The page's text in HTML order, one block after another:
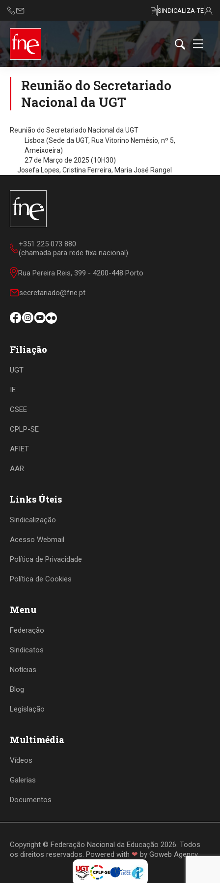
SINDICALIZA-TE
Reunião do Secretariado
Nacional da UGT
Reunião do Secretariado Nacional da UGT
Lisboa (Sede da UGT, Rua Vitorino Nemésio, nº 5,
Ameixoeira)
27 de Março de 2025 (10H30)
Josefa Lopes, Cristina Ferreira, Maria José Rangel
+351 225 073 880
(chamada para rede fixa nacional)
Rua Pereira Reis, 399 - 4200-448 Porto
secretariado@fne.pt
Filiação
UGT
IE
CSEE
CPLP-SE
AFIET
AAR
Links Úteis
Sindicalização
Acesso Webmail
Política de Privacidade
Política de Cookies
Menu
Federação
Sindicatos
Notícias
Blog
Legislação
Multimédia
Vídeos
Galerias
Documentos
Copyright © Federação Nacional da Educação 2026. Todos
os direitos reservados. Powered with ❤ by Goweb Agency